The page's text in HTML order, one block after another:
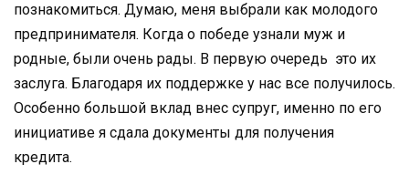
познакомиться. Думаю, меня выбрали как молодого
предпринимателя. Когда о победе узнали муж и
родные, были очень рады. В первую очередь это их
заслуга. Благодаря их поддержке у нас все получилось.
Особенно большой вклад внес супруг, именно по его
инициативе я сдала документы для получения
кредита.